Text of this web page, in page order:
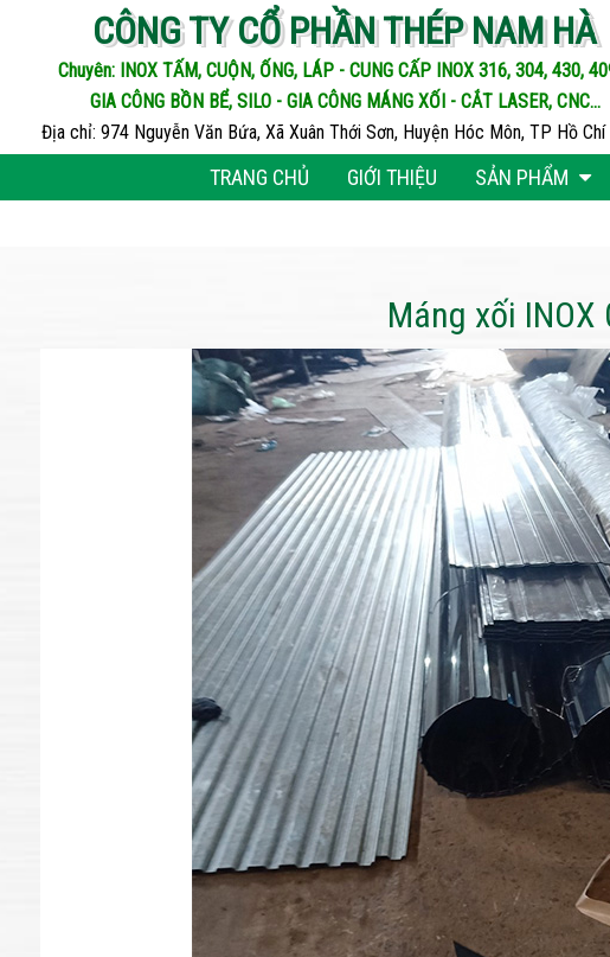
CÔNG TY CỔ PHẦN THÉP NAM HÀ
Chuyên: INOX TẤM, CUỘN, ỐNG, LÁP - CUNG CẤP INOX 316, 304, 430,
GIA CÔNG BỒN BỂ, SILO - GIA CÔNG MÁNG XỐI - CẮT LASER, CNC...
Địa chỉ: 974 Nguyễn Văn Bứa, Xã Xuân Thới Sơn, Huyện Hóc Môn, TP Hồ Chí
TRANG CHỦ GIỚI THIỆU SẢN PHẨM
Máng xối INOX